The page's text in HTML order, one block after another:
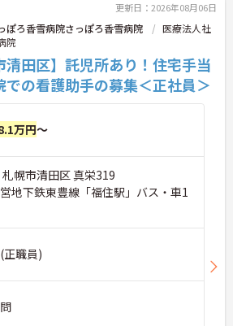
更新日：2026年08月06日
ろ香雪病院さっぽろ香雪病院
医療法人社
院
清田区】託児所あり！住宅手当
の看護助手の募集＜正社員＞
万円～
幌市清田区 真栄319
地下鉄東豊線「福住駅」バス・車1
正職員)